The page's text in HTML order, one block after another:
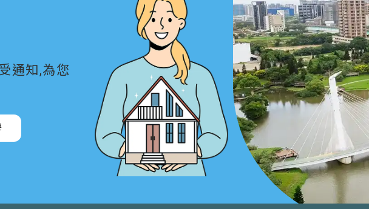
通知,為您